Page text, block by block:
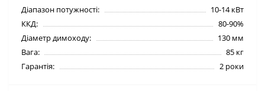
Діапазон потужності:
10-14 кВт
ККД:
80-90%
Діаметр димоходу:
130 мм
Вага:
85 кг
Гарантія:
2 роки